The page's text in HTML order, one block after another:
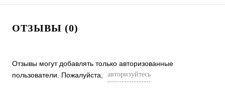
ОТЗЫВЫ (0)
Отзывы могут добавлять только авторизованные
пользователи. Пожалуйста,
авторизуйтесь